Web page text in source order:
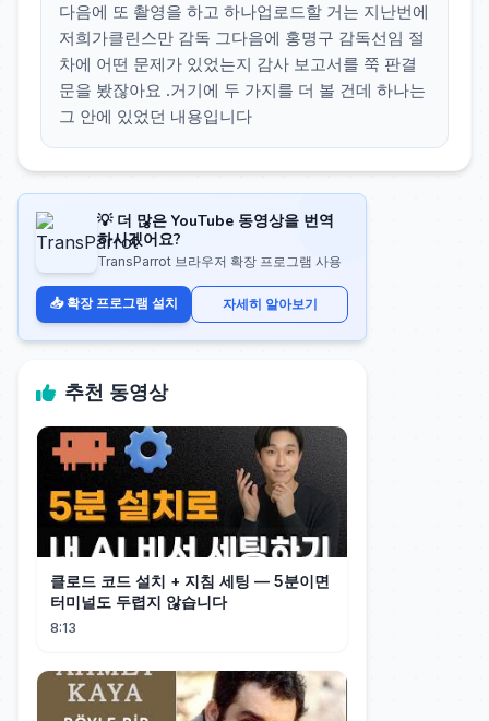
다음에 또 촬영을 하고 하나업로드할 거는 지난번에
저희가클린스만 감독 그다음에 홍명구 감독선임 절
차에 어떤 문제가 있었는지 감사 보고서를 쭉 판결
문을 봤잖아요 .거기에 두 가지를 더 볼 건데 하나는
그 안에 있었던 내용입니다
💡 더 많은 YouTube 동영상을 번역
하시겠어요?
TransParrot 브라우저 확장 프로그램 사용
📥 확장 프로그램 설치 자세히 알아보기
추천 동영상
클로드 코드 설치 + 지침 세팅 — 5분이면
터미널도 두렵지 않습니다
8:13